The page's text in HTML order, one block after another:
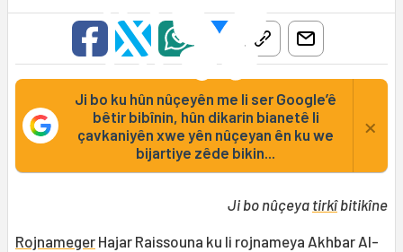
Ji bo ku hûn nûçeyên me li ser Google’ê
bêtir bibînin, hûn dikarin bianetê li
çavkaniyên xwe yên nûçeyan ên ku we
bijartiye zêde bikin...
×
Ji bo nûçeya tirkîbitikîne
Rojnameger Hajar Raissouna ku li rojnameya Akhbar Al-